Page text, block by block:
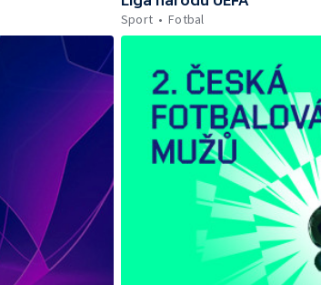
Sport
Fotbal